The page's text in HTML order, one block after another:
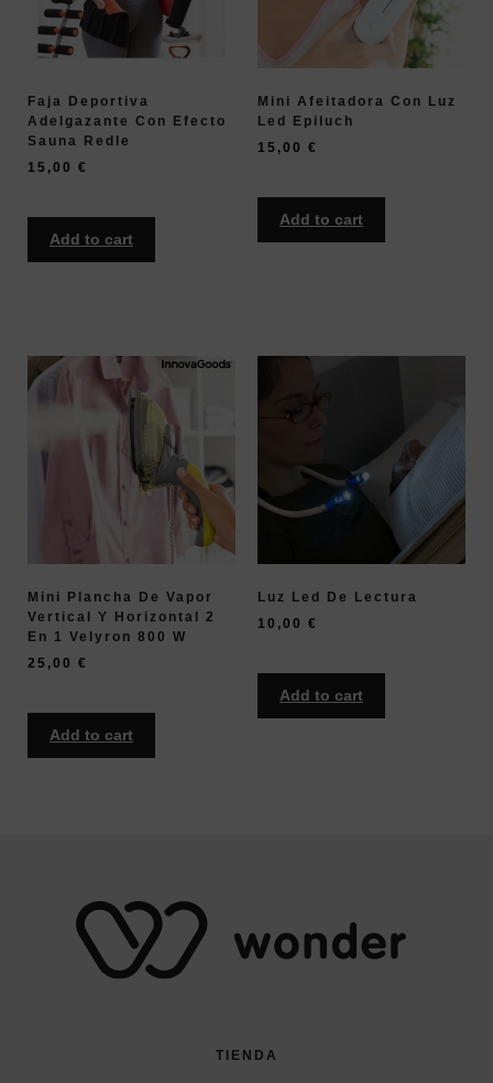
Faja Deportiva
Adelgazante Con Efecto
Sauna Redle
15,00 €
Add to cart
Mini Afeitadora Con Luz
Led Epiluch
15,00 €
Add to cart
Mini Plancha De Vapor
Vertical Y Horizontal 2
En 1 Velyron 800 W
25,00 €
Add to cart
Luz Led De Lectura
10,00 €
Add to cart
TIENDA